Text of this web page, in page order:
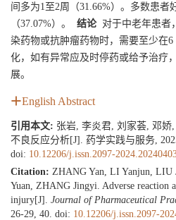
间多为1至2周（31.66%）。多数患者
（37.07%）。
结论对于中老年患者
染药物或抗肿瘤药物时，需要至少在
化，如有异常应及时停药或给予治疗
展。
English Abstract
引用本文: 张岩, 李炎君, 刘家荟, 邓
不良反应分析[J]. 药学实践与服务,
doi: 10.12206/j.issn.2097-
Citation: ZHANG Yan, LI Yanjun, LIU
Yuan, ZHANG Jingyi. Adverse reaction
injury[J]. Journal of Pharmaceutical
26-29, 40. doi: 10.12206/j.issn.2097-